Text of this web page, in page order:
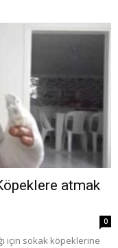
atmak
0
için sokak köpeklerine